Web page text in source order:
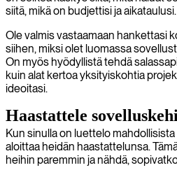
siitä, mikä on budjettisi ja aikataulusi.
Ole valmis vastaamaan hankettasi
siihen, miksi olet luomassa
On myös hyödyllistä tehdä
kuin alat kertoa yksityiskohtia
ideoitasi.
Haastattele
Kun sinulla on luettelo
aloittaa heidän haastattelunsa.
heihin paremmin ja nähdä,